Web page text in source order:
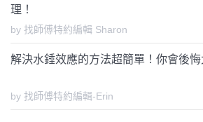
理！
by 找師傅特約編輯 Sharon
解決水錘效應的方法超簡單！你會後
by 找師傅特約編輯-Erin